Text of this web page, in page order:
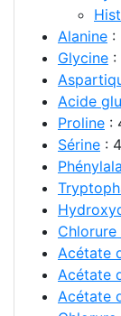
Alanine :
Glycine :
Acide
Proline :
Sérine :
Acétate
Acétate
Acétate